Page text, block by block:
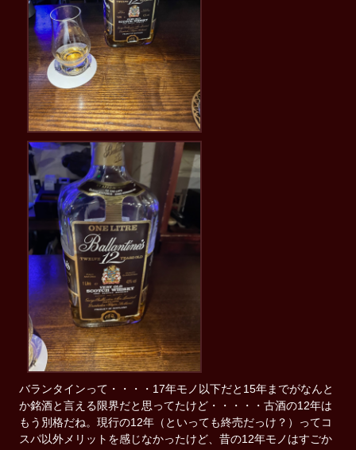
バランタインって・・・・17年モノ以下だと15年までがなんと
か銘酒と言える限界だと思ってたけど・・・・・古酒の12年は
もう別格だね。現行の12年（といっても終売だっけ？）ってコ
スパ以外メリットを感じなかったけど、昔の12年モノはすごか